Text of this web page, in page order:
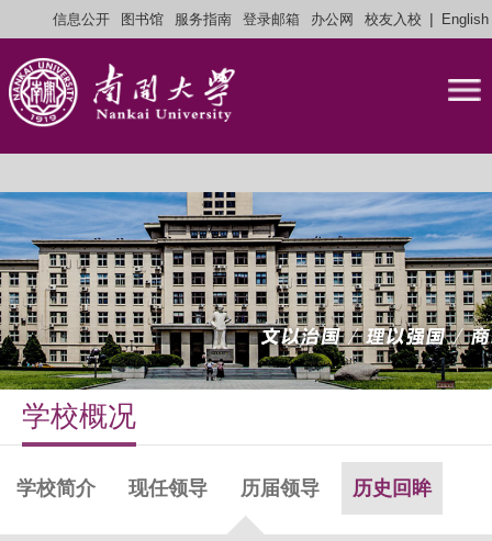
信息公开 图书馆 服务指南 登录邮箱 办公网 校友入校 | English
学校概况
学校简介 现任领导 历届领导 历史回眸